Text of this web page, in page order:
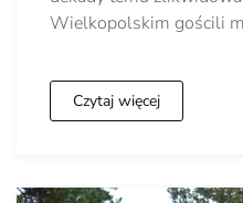
Wielkopolskim gościli
Czytaj więcej